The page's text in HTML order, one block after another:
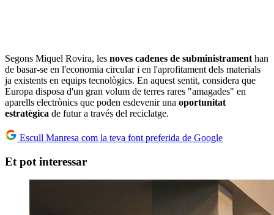
Segons Miquel Rovira, les noves cadenes de subministrament han
de basar-se en l'economia circular i en l'aprofitament dels materials
ja existents en equips tecnològics. En aquest sentit, considera que
Europa disposa d'un gran volum de terres rares "amagades" en
aparells electrònics que poden esdevenir una oportunitat
estratègica de futur a través del reciclatge.
Escull Manresa com la teva font preferida de Google
Et pot interessar